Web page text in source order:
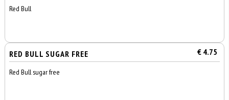
Red Bull
RED BULL SUGAR FREE € 4.75
Red Bull sugar free